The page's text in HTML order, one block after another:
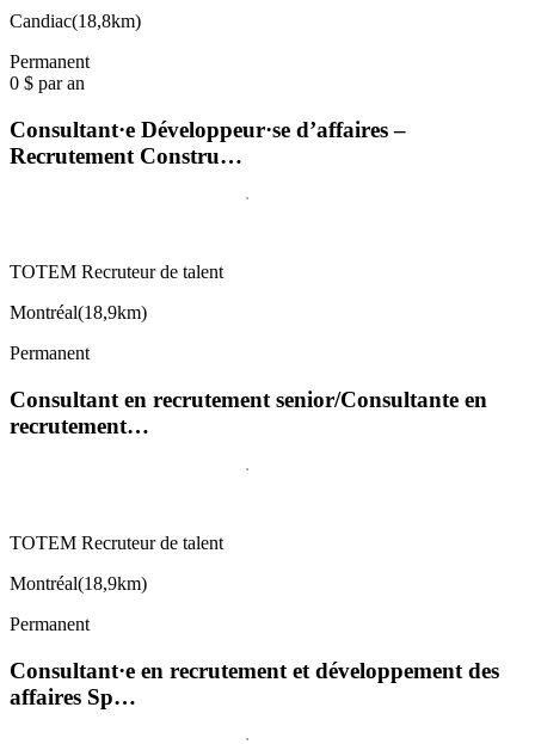
Candiac(18,8km)
Permanent
0 $ par an
Consultant·e Développeur·se d’affaires –
Recrutement Constru…
TOTEM Recruteur de talent
Montréal(18,9km)
Permanent
Consultant en recrutement senior/Consultante en
recrutement…
TOTEM Recruteur de talent
Montréal(18,9km)
Permanent
Consultant·e en recrutement et développement des
affaires Sp…